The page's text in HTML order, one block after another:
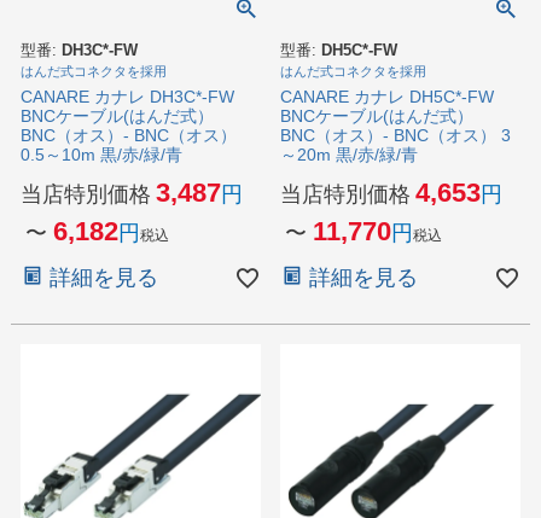
型番: DH3C*-FW
はんだ式コネクタを採用
CANARE カナレ DH3C*-FW
BNCケーブル(はんだ式）
BNC（オス）- BNC（オス）
0.5～10m 黒/赤/緑/青
当店特別価格 3,487
〜 6,182 税込
詳細を見る
型番: DH5C*-FW
はんだ式コネクタを採用
CANARE カナレ DH5C*-FW
BNCケーブル(はんだ式）
BNC（オス）- BNC（オス） 3
～20m 黒/赤/緑/青
当店特別価格 4,653
〜 11,770 税込
詳細を見る